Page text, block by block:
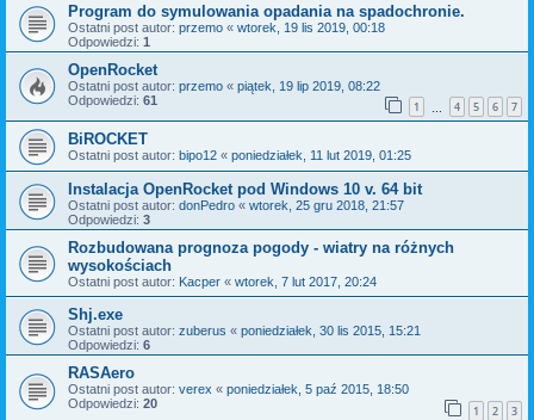
Program do symulowania opadania na spadochronie.
Ostatni post autor: przemo « wtorek, 19 lis 2019, 00:18
Odpowiedzi: 1
OpenRocket
Ostatni post autor: przemo « piątek, 19 lip 2019, 08:22
Odpowiedzi: 61 1 4 5 6 7
BiROCKET
Ostatni post autor: bipo12 « poniedziałek, 11 lut 2019, 01:25
Instalacja OpenRocket pod Windows 10 v. 64 bit
Ostatni post autor: donPedro « wtorek, 25 gru 2018, 21:57
Odpowiedzi: 3
Rozbudowana prognoza pogody - wiatry na różnych
wysokościach
Ostatni post autor: Kacper « wtorek, 7 lut 2017, 20:24
Shj.exe
Ostatni post autor: zuberus « poniedziałek, 30 lis 2015, 15:21
Odpowiedzi: 6
RASAero
Ostatni post autor: verex « poniedziałek, 5 paź 2015, 18:50
Odpowiedzi: 20 1 2 3